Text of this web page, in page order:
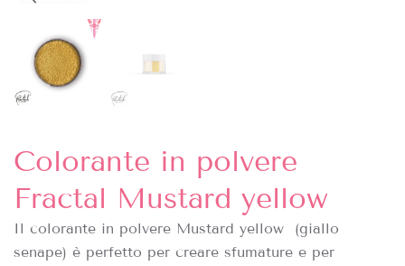
Colorante in polvere
Fractal Mustard yellow
Il colorante in polvere Mustard yellow (giallo
senape) è perfetto per creare sfumature e per